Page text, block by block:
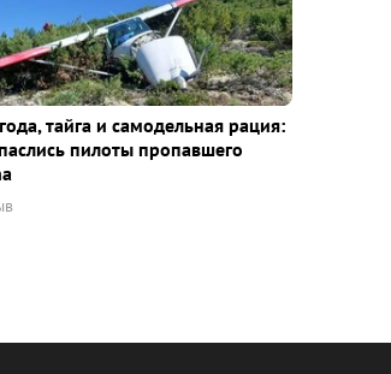
тайга и самодельная рация:
пилоты пропавшего